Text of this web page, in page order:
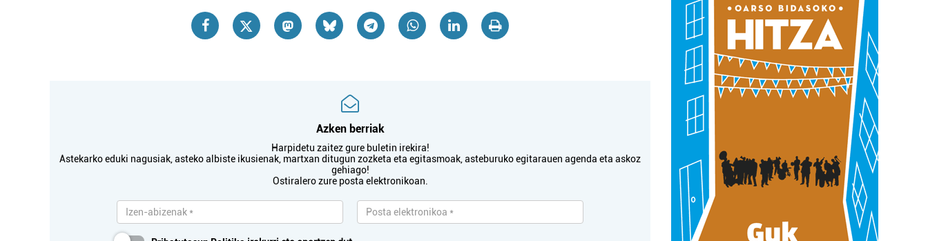
Azken berriak
Harpidetu zaitez gure buletin irekira!
Astekarko eduki nagusiak, asteko albiste ikusienak, martxan ditugun zozketa eta egitasmoak, asteburuko egitarauen agenda eta askoz
gehiago!
Ostiralero zure posta elektronikoan.